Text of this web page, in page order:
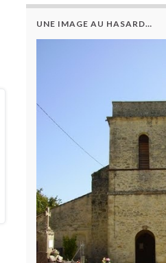
UNE IMAGE AU HASARD…